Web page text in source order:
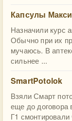
Капсулы
Назначили курс
Обычно при их
мучаюсь. В
сильнее ...
SmartPotolok
Взяли Смарт
еще до договора
Г1